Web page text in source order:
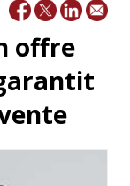
offre